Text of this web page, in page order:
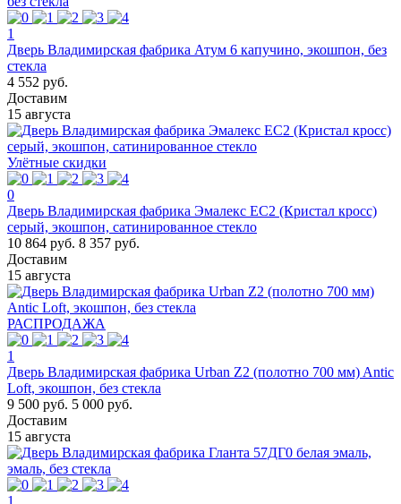
1
Дверь Владимирская фабрика Атум 6 капучино, экошпон, без
стекла
4 552 руб.
Доставим
15 августа
Улётные скидки
0
Дверь Владимирская фабрика Эмалекс ЕС2 (Кристал кросс)
серый, экошпон, сатинированное стекло
10 864 руб. 8 357 руб.
Доставим
15 августа
РАСПРОДАЖА
1
Дверь Владимирская фабрика Urban Z2 (полотно 700 мм) Antic
Loft, экошпон, без стекла
9 500 руб. 5 000 руб.
Доставим
15 августа
1